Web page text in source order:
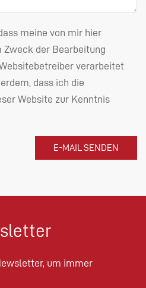
meine von mir hier
Zweck der Bearbeitung
verarbeitet
dass ich die
Website zur Kenntnis
um immer